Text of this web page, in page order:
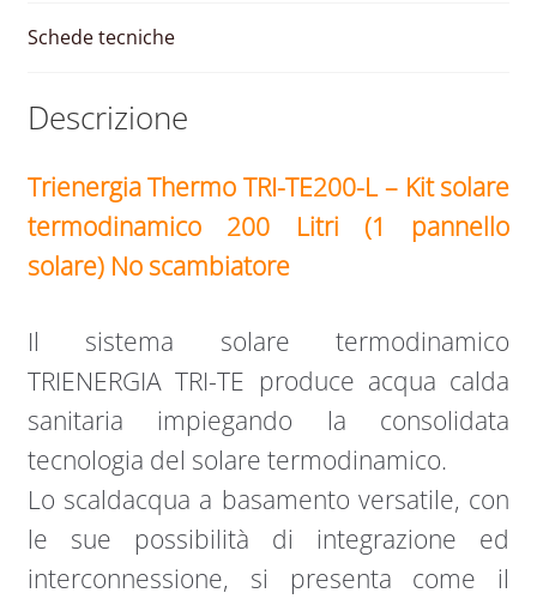
Schede tecniche
Descrizione
Trienergia ThermoTRI-TE200-L – Kit solare
termodinamico 200 Litri (1 pannello
solare) No scambiatore
Il sistema solare termodinamico
TRIENERGIA TRI-TE produce acqua calda
sanitaria impiegando la consolidata
tecnologia del solare termodinamico.
Lo scaldacqua a basamento versatile, con
le sue possibilità di integrazione ed
interconnessione, si presenta come il